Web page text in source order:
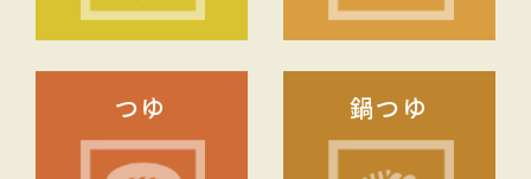
つゆ 鍋つゆ